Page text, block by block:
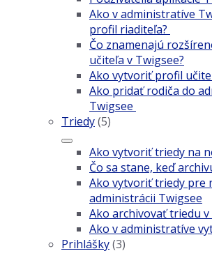
Ako v administratíve
profil riaditeľa?
Čo znamenajú
učiteľa v Twigsee?
Ako vytvoriť profil
Ako pridať rodiča do
Twigsee
Triedy(5)
Ako vytvoriť triedy na
Čo sa stane, keď
Ako vytvoriť triedy pre
administrácii Twigsee
Ako archivovať triedu v
Ako v administratíve
Prihlášky(3)